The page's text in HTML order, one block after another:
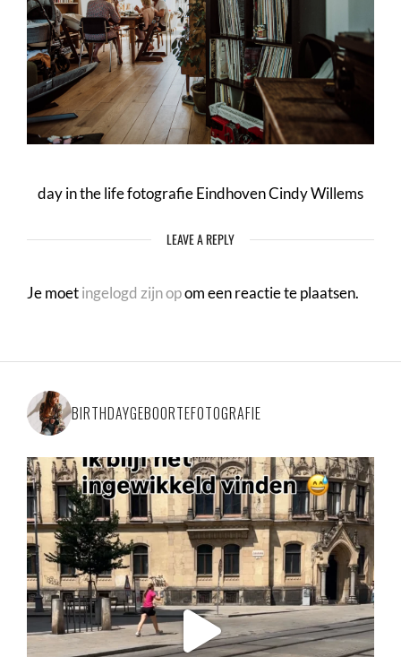
day in the life fotografie Eindhoven Cindy Willems
LEAVE A REPLY
Je moetingelogd zijn opom een reactie te plaatsen.
BIRTHDAYGEBOORTEFOTOGRAFIE